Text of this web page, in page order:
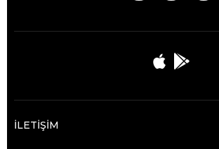
İLETİŞİM